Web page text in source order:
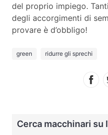
del proprio impiego.
degli accorgimenti di
provare è d’obbligo!
green ridurre gli sprechi
Cerca macchinari